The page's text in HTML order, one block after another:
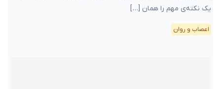
یک نکته‌ی مهم را همان […]
اعصاب و روان